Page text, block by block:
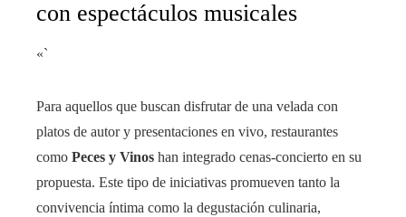
con espectáculos musicales
«`
Para aquellos que buscan disfrutar de una velada con
platos de autor y presentaciones en vivo, restaurantes
como Peces y Vinos han integrado cenas-concierto en su
propuesta. Este tipo de iniciativas promueven tanto la
convivencia íntima como la degustación culinaria,